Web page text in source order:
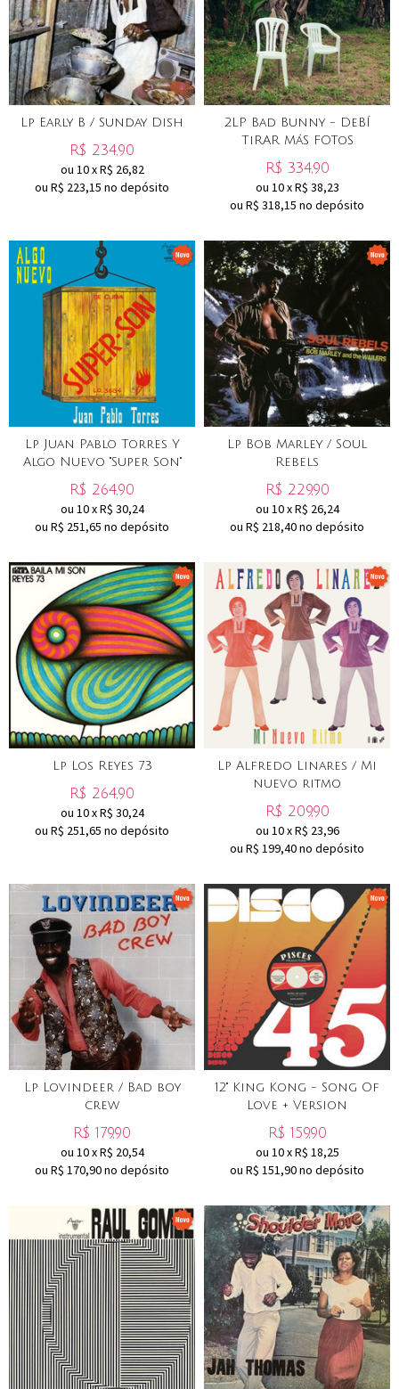
Lp Early B / Sunday Dish
R$ 234,90
ou 10xR$ 26,82
ou R$ 223,15 no depósito
2LP Bad Bunny - DeBÍ
TiRAR MáS FOToS
R$ 334,90
ou 10xR$ 38,23
ou R$ 318,15 no depósito
Lp Juan Pablo Torres Y
Algo Nuevo "Super Son"
R$ 264,90
ou 10xR$ 30,24
ou R$ 251,65 no depósito
Lp Bob Marley / Soul
Rebels
R$ 229,90
ou 10xR$ 26,24
ou R$ 218,40no depósito
Lp Los Reyes 73
R$ 264,90
ou 10xR$ 30,24
ou R$ 251,65 no depósito
Lp Alfredo Linares / Mi
nuevo ritmo
R$ 209,90
ou 10xR$ 23,96
ou R$ 199,40no depósito
Lp Lovindeer / Bad boy
crew
R$ 179,90
ou 10xR$ 20,54
ou R$ 170,90no depósito
12" King Kong - Song Of
Love + Version
R$ 159,90
ou 10xR$ 18,25
ou R$ 151,90no depósito